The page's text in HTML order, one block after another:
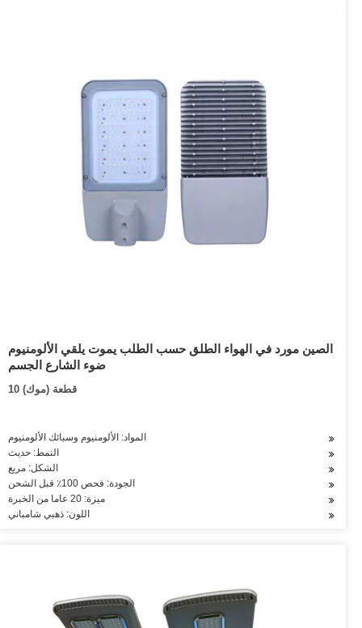
الصين مورد في الهواء الطلق حسب الطلب يموت يلقي الألومنيوم
ضوء الشارع الجسم
10 قطعة (موك)
المواد: الألومنيوم وسبائك الألومنيوم
النمط: حديث
الشكل: مربع
الجودة: فحص 100٪ قبل الشحن
ميزة: 20 عاما من الخبرة
اللون: ذهبي شامباني